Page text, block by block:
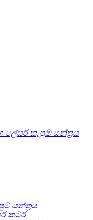
කැපුම් යන්ත්‍රය
යන්ත්‍රය
කටර්